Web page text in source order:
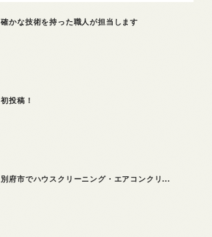
確かな技術を持った職人が担当します
初投稿！
別府市でハウスクリーニング・エアコンクリ...